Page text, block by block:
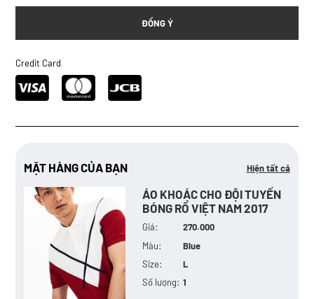
ĐỒNG Ý
Credit Card
MẶT HÀNG CỦA BẠN Hiện tất cả
ÁO KHOÁC CHO ĐỘI TUYỂN
BÓNG RỔ VIỆT NAM 2017
Giá:
270.000
Màu:
Blue
Size:
L
Số lượng: 1